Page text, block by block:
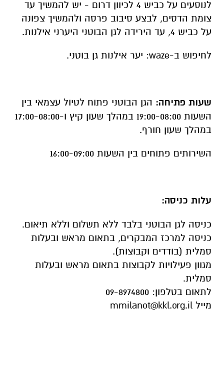
לנוסעים על כביש 4 לכיוון דרום - יש להמשיך עד
צומת הדסים, לבצע סיבוב פרסה ולהמשיך צפונה
על כביש 4, עד הירידה לגן הבוטני היערני אילנות.
לחיפוש ב-waze: יער אילנות גן בוטני.
שעות פתיחה: הגן הבוטני פתוח לטיול עצמאי בין
השעות 19:00-08:00 במהלך שעון קיץ ו-17:00-08:00
במהלך שעון חורף.
השירותים פתוחים בין השעות 16:00-09:00
עלות כניסה:
כניסה לגן הבוטני בלבד ללא תשלום וללא תיאום.
כניסה למרכז המבקרים, בתאום מראש ובעלות
סמלית (בודדים וקבוצות).
מגוון פעילויות לקבוצות בתאום מראש ובעלות
סמלית.
לתאום בטלפון: 09-8974800
מייל mmilanot@kkl.org.il